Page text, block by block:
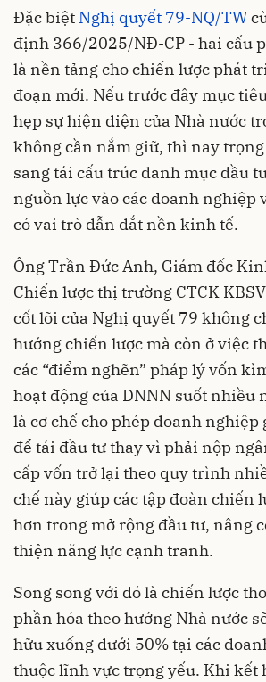
Đặc biệt Nghị quyết 79-NQ/TW
định 366/2025/NĐ-CP - hai cấu
là nền tảng cho chiến lược phát
đoạn mới. Nếu trước đây mục
hẹp sự hiện diện của Nhà nước
không cần nắm giữ, thì nay
sang tái cấu trúc danh mục đầu
nguồn lực vào các doanh nghiệp
có vai trò dẫn dắt nền kinh tế.
Ông Trần Đức Anh, Giám đốc
Chiến lược thị trường CTCK
cốt lõi của Nghị quyết 79 không
hướng chiến lược mà còn ở việc
các “điểm nghẽn” pháp lý vốn
hoạt động của DNNN suốt nhiều
là cơ chế cho phép doanh
để tái đầu tư thay vì phải nộp
cấp vốn trở lại theo quy trình
chế này giúp các tập đoàn chiến
hơn trong mở rộng đầu tư, nâng
thiện năng lực cạnh tranh.
Song song với đó là chiến lược
phần hóa theo hướng Nhà nước
hữu xuống dưới 50% tại các
thuộc lĩnh vực trọng yếu. Khi kết